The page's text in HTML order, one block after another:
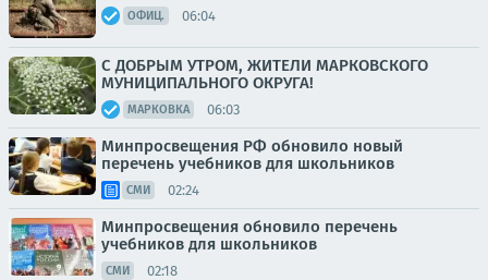
ОФИЦ. 06:04
С ДОБРЫМ УТРОМ, ЖИТЕЛИ МАРКОВСКОГО
МУНИЦИПАЛЬНОГО ОКРУГА!
МАРКОВКА 06:03
Минпросвещения РФ обновило новый
перечень учебников для школьников
СМИ 02:24
Минпросвещения обновило перечень
учебников для школьников
СМИ 02:18